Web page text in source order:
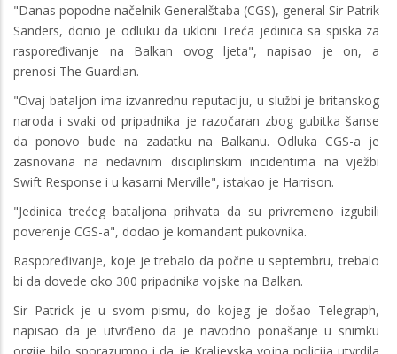
"Danas popodne načelnik Generalštaba (CGS), general Sir Patrik
Sanders, donio je odluku da ukloni Treća jedinica sa spiska za
raspoređivanje na Balkan ovog ljeta", napisao je on, a
prenosi The Guardian.
"Ovaj bataljon ima izvanrednu reputaciju, u službi je britanskog
naroda i svaki od pripadnika je razočaran zbog gubitka šanse
da ponovo bude na zadatku na Balkanu. Odluka CGS-a je
zasnovana na nedavnim disciplinskim incidentima na vježbi
Swift Response i u kasarni Merville", istakao je Harrison.
"Jedinica trećeg bataljona prihvata da su privremeno izgubili
poverenje CGS-a", dodao je komandant pukovnika.
Raspoređivanje, koje je trebalo da počne u septembru, trebalo
bi da dovede oko 300 pripadnika vojske na Balkan.
Sir Patrick je u svom pismu, do kojeg je došao Telegraph,
napisao da je utvrđeno da je navodno ponašanje u snimku
orgije bilo sporazumno i da je Kraljevska vojna policija utvrdila